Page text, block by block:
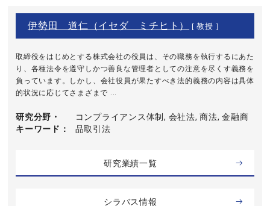
伊勢田 道仁（イセダ ミチヒト） [ 教授 ]
取締役をはじめとする株式会社の役員は、その職務を執行するにあた
り、各種法令を遵守しかつ善良な管理者としての注意を尽くす義務を
負っています。しかし、会社役員が果たすべき法的義務の内容は具体
的状況に応じてさまざまで ...
研究分野・
キーワード
コンプライアンス体制, 会社法, 商法, 金融商
品取引法
研究業績一覧
シラバス情報